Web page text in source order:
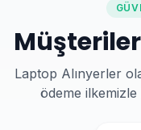
Laptop Alınyerler
ödeme